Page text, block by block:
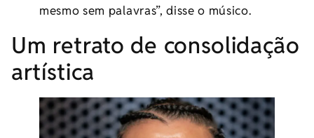
mesmo sem palavras”, disse o músico.
Um retrato de consolidação
artística